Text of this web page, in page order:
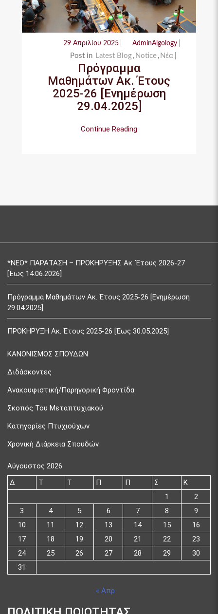
29 Απριλίου 2025 AdminAlgology
Post in Latest Blog , Notice , Νέα
Πρόγραμμα
Μαθημάτων Ακ. Έτους
2025-26 [Ενημέρωση
29.04.2025]
Continue Reading
*ΝΕΟ* ΠΑΡΑΤΑΣΗ – ΠΡΟΚΗΡΥΞΗΣ Ακ. Έτους 2026-27
[Έως 14.06.2026]
Πρόγραμμα Μαθημάτων Ακ. Έτους 2025-26 [Ενημέρωση
29.04.2025]
ΠΡΟΚΗΡΥΞΗ Ακ. Έτους 2025-26 [Έως 30.05.2025]
ΚΑΝΟΝΙΣΜΟΣ ΣΠΟΥΔΩΝ
Διδάσκοντες
Ανακουφιστική/Παρηγορική Φροντίδα
Σκοπός Του Μεταπτυχιακού
Κατηγορίες Πτυχιούχων
Χρονική Διάρκεια Σπουδών
Αύγουστος 2026
Δ
Τ Τ Π Π Σ
Κ
1
2
3
4 5 6 7 8
9
10
11 12 13 14 15
16
17
18 19 20 21 22
23
24
25 26 27 28 29
30
31
« Απρ